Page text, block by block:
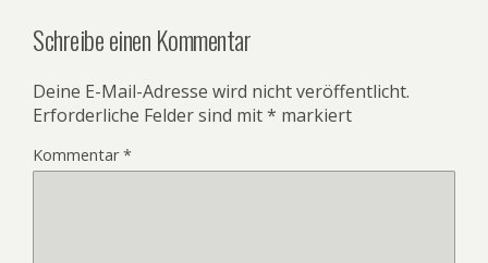
Schreibe einen Kommentar
Deine E-Mail-Adresse wird nicht veröffentlicht.
Erforderliche Felder sind mit* markiert
Kommentar*